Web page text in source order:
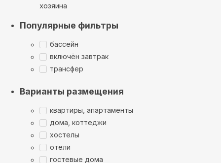
хозяина
Популярные фильтры
бассейн
включён завтрак
трансфер
Варианты размещения
квартиры, апартаменты
дома, коттеджи
хостелы
отели
гостевые дома